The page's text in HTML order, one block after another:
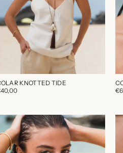
KNOTTED TIDE